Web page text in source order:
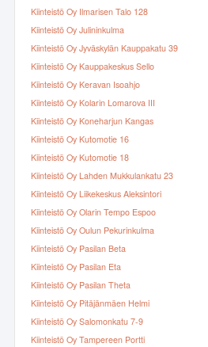
Kiinteistö Oy Ilmarisen Talo 128
Kiinteistö Oy Julininkulma
Kiinteistö Oy Jyväskylän Kauppakatu 39
Kiinteistö Oy Kauppakeskus Sello
Kiinteistö Oy Keravan Isoahjo
Kiinteistö Oy Kolarin Lomarova III
Kiinteistö Oy Koneharjun Kangas
Kiinteistö Oy Kutomotie 16
Kiinteistö Oy Kutomotie 18
Kiinteistö Oy Lahden Mukkulankatu 23
Kiinteistö Oy Liikekeskus Aleksintori
Kiinteistö Oy Olarin Tempo Espoo
Kiinteistö Oy Oulun Pekurinkulma
Kiinteistö Oy Pasilan Beta
Kiinteistö Oy Pasilan Eta
Kiinteistö Oy Pasilan Theta
Kiinteistö Oy Pitäjänmäen Helmi
Kiinteistö Oy Salomonkatu 7-9
Kiinteistö Oy Tampereen Portti